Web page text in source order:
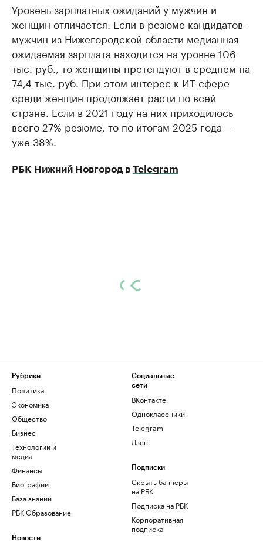
Уровень зарплатных ожиданий у мужчин и
женщин отличается. Если в резюме кандидатов-
мужчин из Нижегородской области медианная
ожидаемая зарплата находится на уровне 106
тыс. руб., то женщины претендуют в среднем на
74,4 тыс. руб. При этом интерес к ИТ-сфере
среди женщин продолжает расти по всей
стране. Если в 2021 году на них приходилось
всего 27% резюме, то по итогам 2025 года —
уже 38%.
РБК Нижний Новгород в Telegram
Рубрики
Политика
Экономика
Общество
Бизнес
Технологии и
медиа
Финансы
Биографии
База знаний
РБК Образование
Новости
Социальные
сети
ВКонтакте
Одноклассники
Telegram
Дзен
Подписки
Скрыть баннеры
на РБК
Подписка на РБК
Корпоративная
подписка